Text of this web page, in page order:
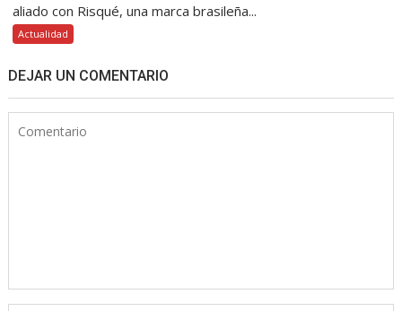
aliado con Risqué, una marca brasileña...
Actualidad
DEJAR UN COMENTARIO